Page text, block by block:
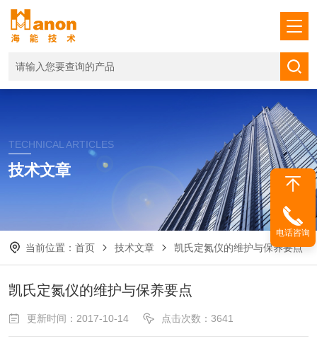
TECHNICAL ARTICLES
技术文章
当前位置： 首页 技术文章 凯氏定氮仪的维护与保养要点
凯氏定氮仪的维护与保养要点
更新时间：2017-10-14 点击次数：3641
电话咨询